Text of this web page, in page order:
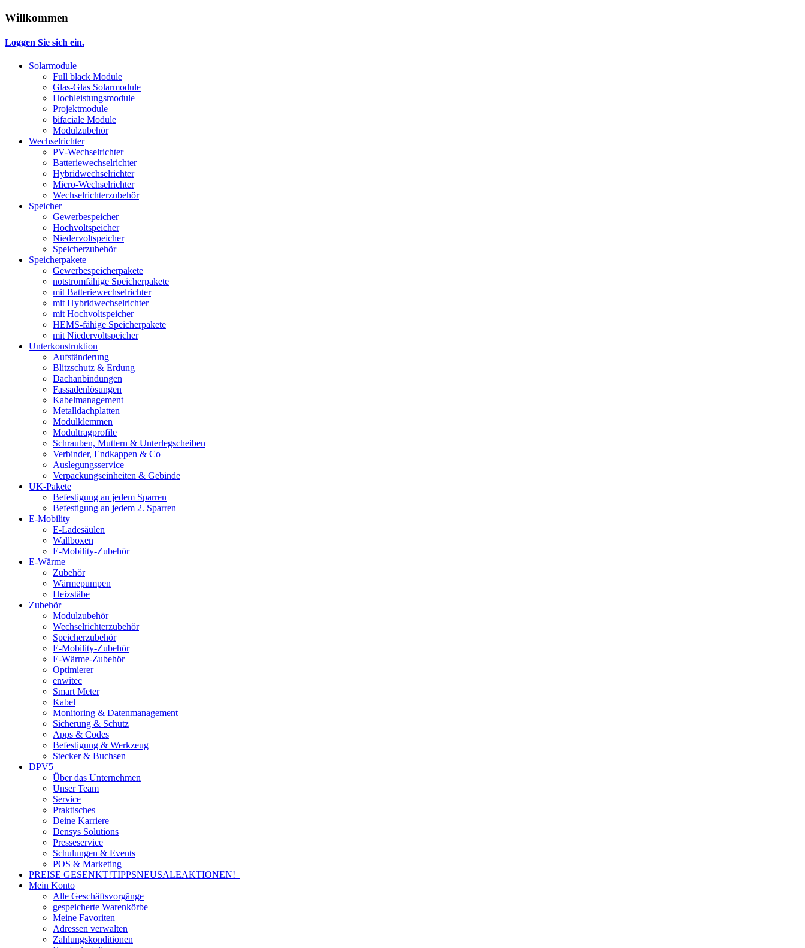
Willkommen
Loggen Sie sich ein.
Solarmodule
Full black Module
Glas-Glas Solarmodule
Hochleistungsmodule
Projektmodule
bifaciale Module
Modulzubehör
Wechselrichter
PV-Wechselrichter
Batteriewechselrichter
Hybridwechselrichter
Micro-Wechselrichter
Wechselrichterzubehör
Speicher
Gewerbespeicher
Hochvoltspeicher
Niedervoltspeicher
Speicherzubehör
Speicherpakete
Gewerbespeicherpakete
notstromfähige Speicherpakete
mit Batteriewechselrichter
mit Hybridwechselrichter
mit Hochvoltspeicher
HEMS-fähige Speicherpakete
mit Niedervoltspeicher
Unterkonstruktion
Aufständerung
Blitzschutz & Erdung
Dachanbindungen
Fassadenlösungen
Kabelmanagement
Metalldachplatten
Modulklemmen
Modultragprofile
Schrauben, Muttern & Unterlegscheiben
Verbinder, Endkappen & Co
Auslegungsservice
Verpackungseinheiten & Gebinde
UK-Pakete
Befestigung an jedem Sparren
Befestigung an jedem 2. Sparren
E-Mobility
E-Ladesäulen
Wallboxen
E-Mobility-Zubehör
E-Wärme
Zubehör
Wärmepumpen
Heizstäbe
Zubehör
Modulzubehör
Wechselrichterzubehör
Speicherzubehör
E-Mobility-Zubehör
E-Wärme-Zubehör
Optimierer
enwitec
Smart Meter
Kabel
Monitoring & Datenmanagement
Sicherung & Schutz
Apps & Codes
Befestigung & Werkzeug
Stecker & Buchsen
DPV5
Über das Unternehmen
Unser Team
Service
Praktisches
Deine Karriere
Densys Solutions
Presseservice
Schulungen & Events
POS & Marketing
PREISE GESENKT!TIPPSNEUSALEAKTIONEN!
Mein Konto
Alle Geschäftsvorgänge
gespeicherte Warenkörbe
Meine Favoriten
Adressen verwalten
Zahlungskonditionen